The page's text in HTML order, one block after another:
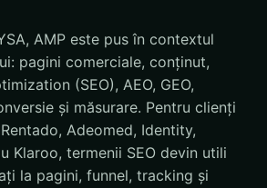
AMP este pus în contextul
pagini comerciale, conținut,
(SEO), AEO, GEO,
și măsurare. Pentru clienți
Adeomed, Identity,
Klaroo, termenii SEO devin utili
la pagini, funnel, tracking și